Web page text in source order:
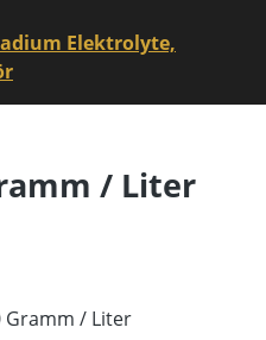
Elektrolyte,
/ Liter